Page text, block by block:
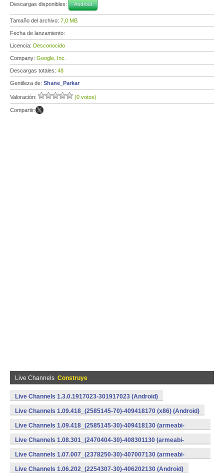
Descargas disponibles: Android
Tamaño del archivo: 7,0 MB
Fecha de lanzamiento:
Licencia: Desconocido
Company: Google, Inc.
Descargas totales: 48
Gentileza de: Shane_Parkar
Valoración: (0 votos)
Compartir:
Live Channels Construye
Live Channels 1.3.0.1917023-301917023 (Android)
Live Channels 1.09.418_(2585145-70)-409418170 (x86) (Android)
Live Channels 1.09.418_(2585145-30)-409418130 (armeabi-
v7a) (Android)
Live Channels 1.08.301_(2470404-30)-408301130 (armeabi-
v7a) (Android)
Live Channels 1.07.007_(2378250-30)-407007130 (armeabi-
v7a) (Android)
Live Channels 1.06.202_(2254307-30)-406202130 (Android)